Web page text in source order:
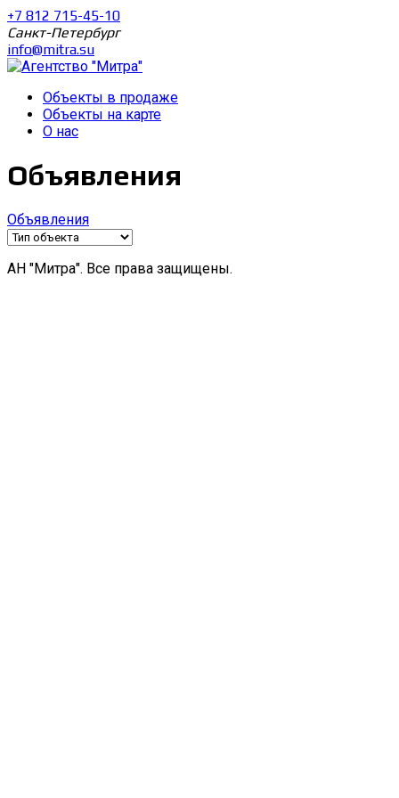
+7 812 715-45-10
Санкт-Петербург
info@mitra.su
Объекты в продаже
Объекты на карте
О нас
Объявления
Объявления
АН "Митра". Все права защищены.